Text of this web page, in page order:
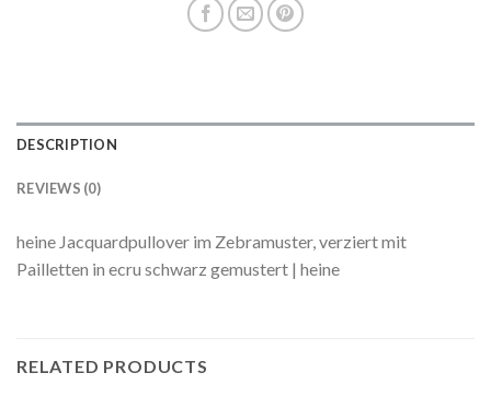
DESCRIPTION
REVIEWS (0)
heine Jacquardpullover im Zebramuster, verziert mit
Pailletten in ecru schwarz gemustert | heine
RELATED PRODUCTS